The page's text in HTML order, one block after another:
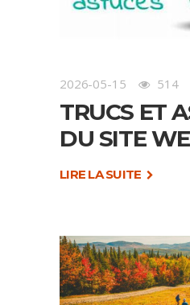
2026-05-15 514
TRUCS ET
DU SITE
LIRE LA SUITE